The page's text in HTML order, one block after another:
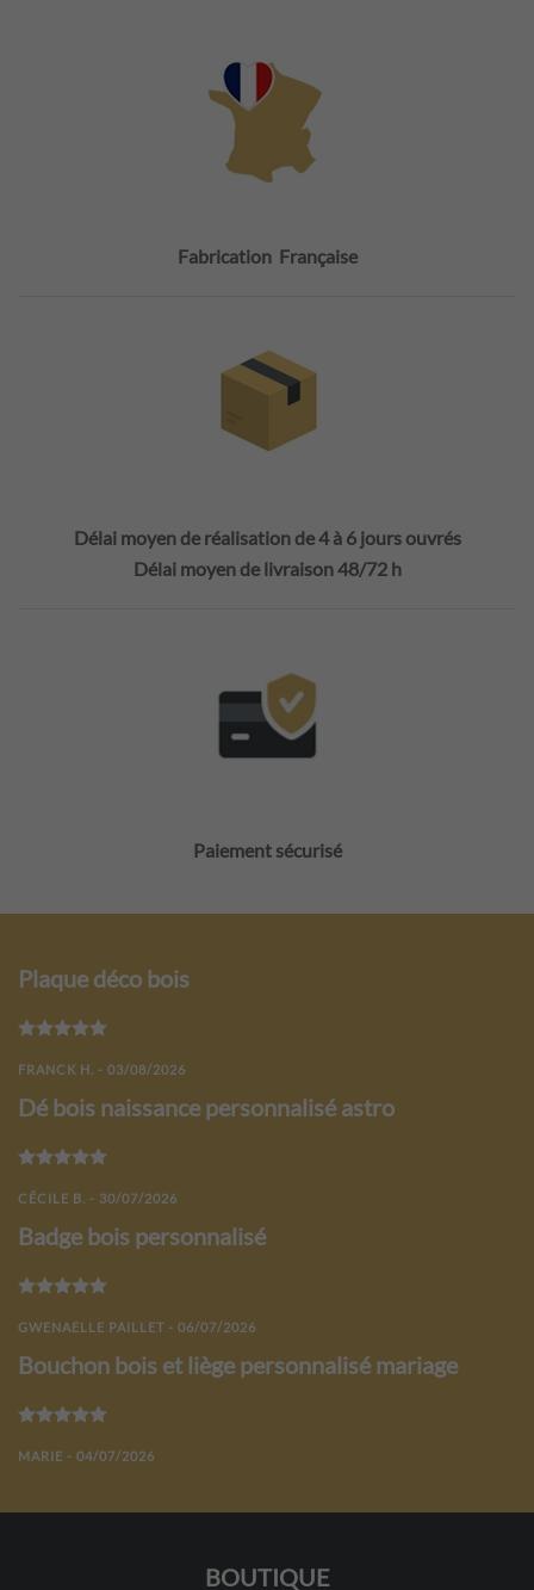
Fabrication Française
Délai moyen de réalisation de 4 à 6 jours ouvrés
Délai moyen de livraison 48/72 h
Paiement sécurisé
Plaque déco bois
FRANCK H. - 03/08/2026
Dé bois naissance personnalisé astro
CÉCILE B. - 30/07/2026
Badge bois personnalisé
GWENAELLE PAILLET - 06/07/2026
Bouchon bois et liège personnalisé mariage
MARIE - 04/07/2026
BOUTIQUE